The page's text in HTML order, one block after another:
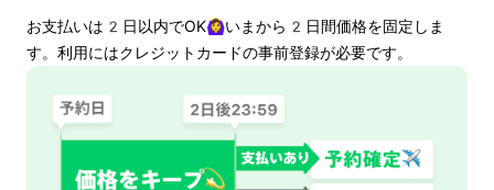
お支払いは 2 日以内でOK🙆‍♀️いまから 2 日間価格を固定しま
す。利用にはクレジットカードの事前登録が必要です。